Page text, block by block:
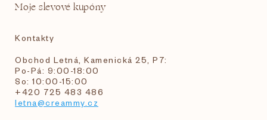
Moje slevové kupóny
Kontakty
Obchod Letná, Kamenická 25, P7:
Po-Pá: 9:00-18:00
So: 10:00-15:00
+420 725 483 486
letna@creammy.cz